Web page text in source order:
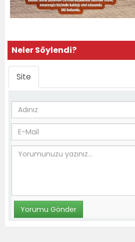
Neler Söylendi?
Site